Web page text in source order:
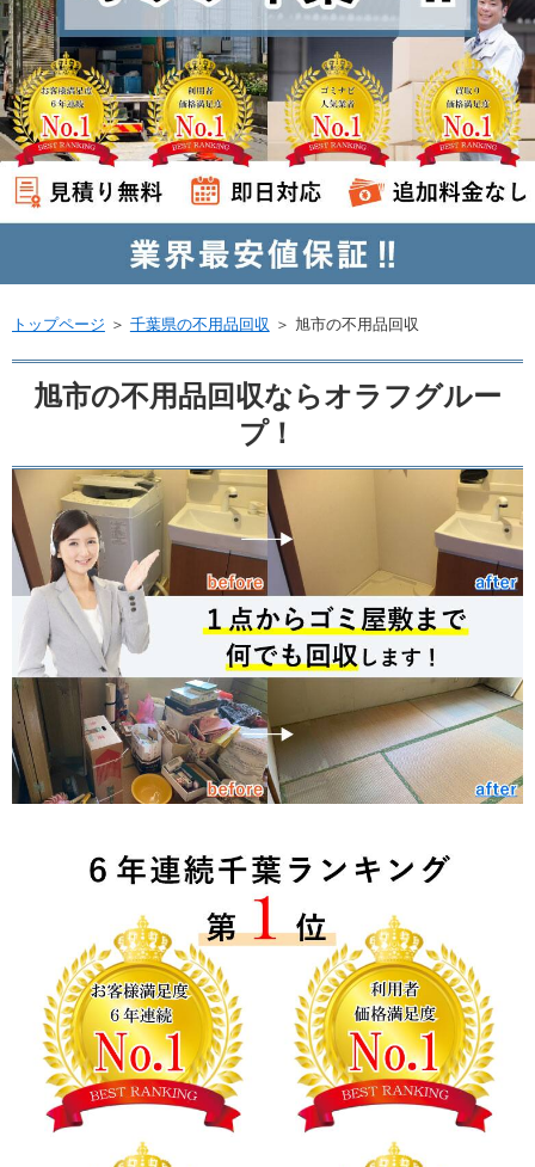
トップページ ＞ 千葉県の不用品回収 ＞ 旭市の不用品回収
旭市の不用品回収ならオラフグルー
プ！